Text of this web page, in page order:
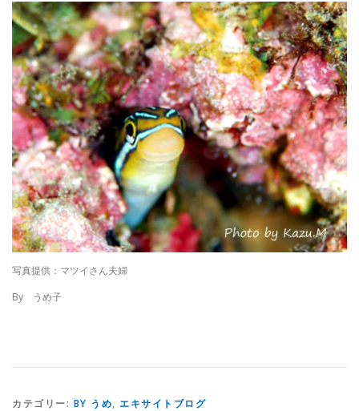
写真提供：マツイさん夫婦
By うめ子
カテゴリー: BY うめ, エキサイトブログ